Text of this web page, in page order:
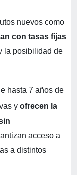
nuevos como
con tasas fijas
la posibilidad de
hasta 7 años de
y ofrecen la
acceso a
a distintos